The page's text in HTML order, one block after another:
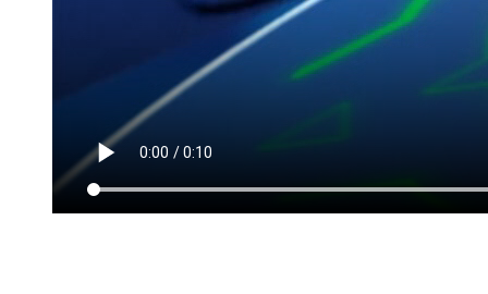
71,42 FM
Сарман
107,8 FM